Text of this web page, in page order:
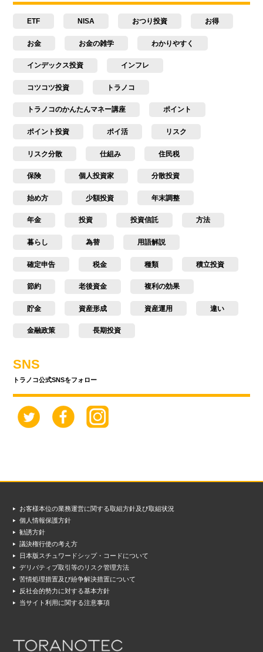
ETF NISA おつり投資 お得
お金 お金の雑学 わかりやすく
インデックス投資 インフレ
コツコツ投資 トラノコ
トラノコのかんたんマネー講座 ポイント
ポイント投資 ポイ活 リスク
リスク分散 仕組み 住民税
保険 個人投資家 分散投資
始め方 少額投資 年末調整
年金 投資 投資信託 方法
暮らし 為替 用語解説
確定申告 税金 種類 積立投資
節約 老後資金 複利の効果
貯金 資産形成 資産運用 違い
金融政策 長期投資
SNS
トラノコ公式SNSをフォロー
お客様本位の業務運営に関する取組方針及び取組状況
個人情報保護方針
勧誘方針
議決権行使の考え方
日本版スチュワードシップ・コードについて
デリバティブ取引等のリスク管理方法
苦情処理措置及び紛争解決措置について
反社会的勢力に対する基本方針
当サイト利用に関する注意事項